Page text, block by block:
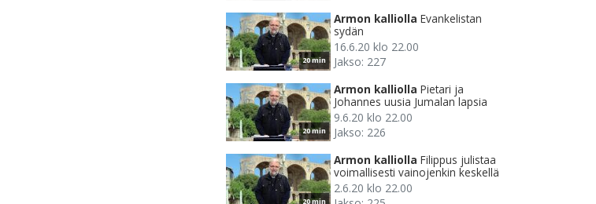
20 min
Armon kalliolla Evankelistan
sydän
16.6.20 klo 22.00
Jakso: 227
20 min
Armon kalliolla Pietari ja
Johannes uusia Jumalan lapsia
9.6.20 klo 22.00
Jakso: 226
20 min
Armon kalliolla Filippus julistaa
voimallisesti vainojenkin keskellä
2.6.20 klo 22.00